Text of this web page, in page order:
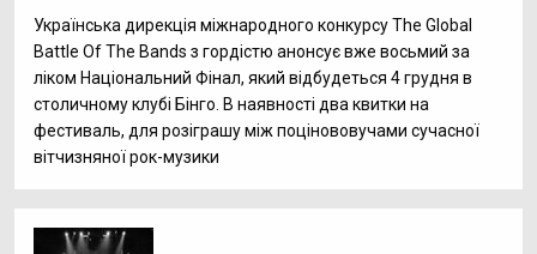
Українська дирекція міжнародного конкурсу The Global
Battle Of The Bands з гордістю анонсує вже восьмий за
ліком Національний Фінал, який відбудеться 4 грудня в
столичному клубі Бінго. В наявності два квитки на
фестиваль, для розіграшу між поцінововучами сучасної
вітчизняної рок-музики